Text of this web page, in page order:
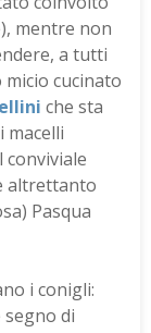
mentre non
a tutti
cucinato
che sta
macelli
altrettanto
Pasqua
i conigli:
di